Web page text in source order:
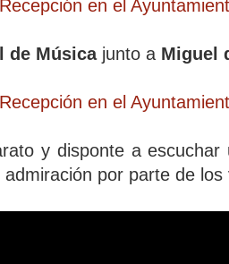
de Músicajunto a Miguel
y disponte a
por parte de los